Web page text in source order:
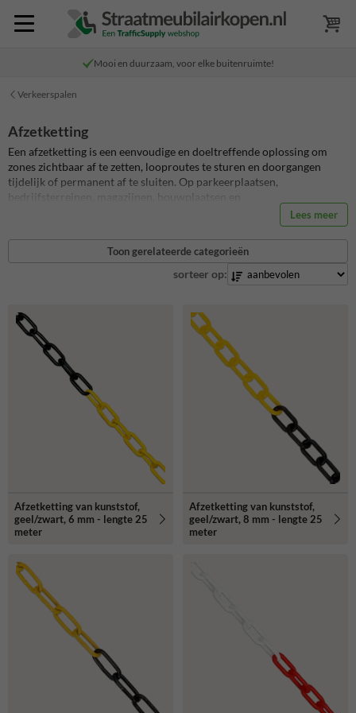
Mooi en duurzaam, voor elke buitenruimte!
Verkeerspalen
Afzetketting
Een afzetketting is een eenvoudige en doeltreffende oplossing om
zones zichtbaar af te zetten, looproutes te sturen en doorgangen
tijdelijk of permanent af te sluiten. Op parkeerplaatsen,
bedrijfsterreinen, magazijnen, bouwplaatsen en
evenemententerreinen zorgt een goede afsluitketting direct voor
meer overzicht en veiligheid. Je kiest daarbij uit een kunststof
afzetketting voor lichte en snelle afzettingen of een stalen
afzetketting voor een robuustere toepassing binnen of buiten.
Lees meer
Toon gerelateerde categorieën
sorteer op:
Afzetketting van kunststof,
geel/zwart, 6 mm - lengte 25
meter
Afzetketting van kunststof,
geel/zwart, 8 mm - lengte 25
meter